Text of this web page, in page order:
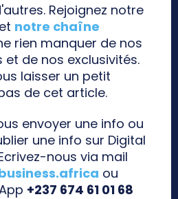
Rejoignez notre
et notre chaîne
rien manquer de nos
de nos exclusivités.
laisser un petit
de cet article.
envoyer une info ou
une info sur Digital
nous via mail
ou
+237 674 61 01 68